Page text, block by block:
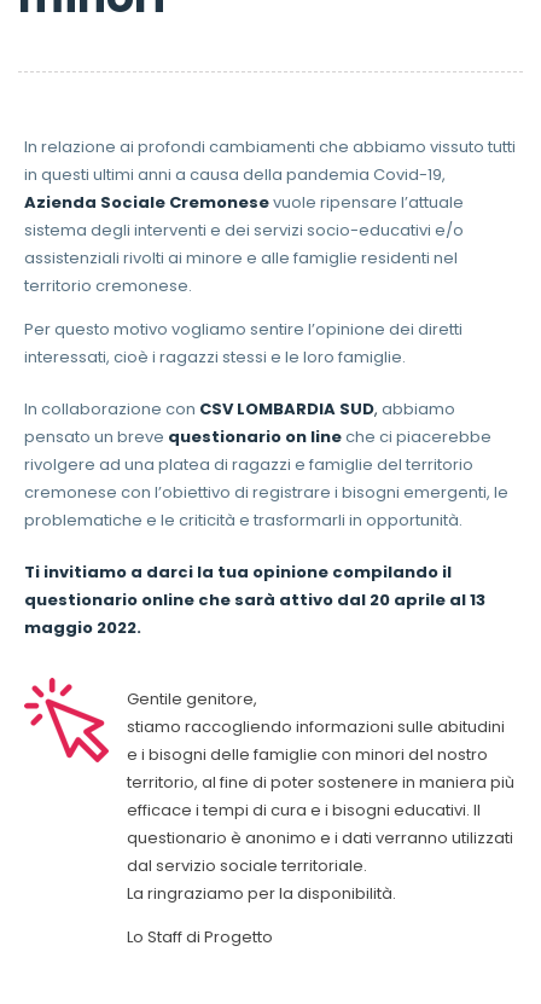
In relazione ai profondi cambiamenti che abbiamo vissuto tutti
in questi ultimi anni a causa della pandemia Covid-19,
Azienda Sociale Cremonesevuole ripensare l’attuale
sistema degli interventi e dei servizi socio-educativi e/o
assistenziali rivolti ai minore e alle famiglie residenti nel
territorio cremonese.
Per questo motivo vogliamo sentire l’opinione dei diretti
interessati, cioè i ragazzi stessi e le loro famiglie.
In collaborazione con CSV LOMBARDIA SUD, abbiamo
pensato un breve questionario on lineche ci piacerebbe
rivolgere ad una platea di ragazzi e famiglie del territorio
cremonese con l’obiettivo di registrare i bisogni emergenti, le
problematiche e le criticità e trasformarli in opportunità.
Ti invitiamo a darci la tua opinione compilando il
questionario online che sarà attivo dal 20 aprile al 13
maggio 2022.
Gentile genitore,
stiamo raccogliendo informazioni sulle abitudini
e i bisogni delle famiglie con minori del nostro
territorio, al fine di poter sostenere in maniera più
efficace i tempi di cura e i bisogni educativi. Il
questionario è anonimo e i dati verranno utilizzati
dal servizio sociale territoriale.
La ringraziamo per la disponibilità.
Lo Staff di Progetto